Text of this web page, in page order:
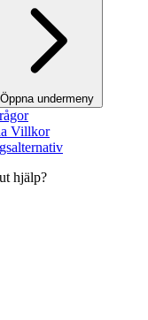
Öppna undermeny
Villkor
hjälp?